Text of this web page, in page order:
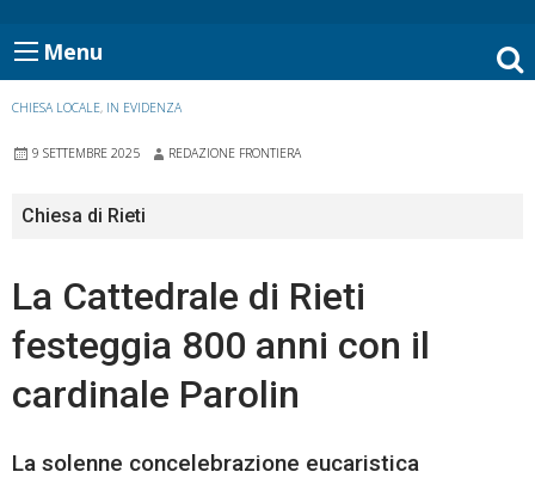
Menu
CHIESA LOCALE, IN EVIDENZA
9 SETTEMBRE 2025 REDAZIONE FRONTIERA
Chiesa di Rieti
La Cattedrale di Rieti
festeggia 800 anni con il
cardinale Parolin
La solenne concelebrazione eucaristica